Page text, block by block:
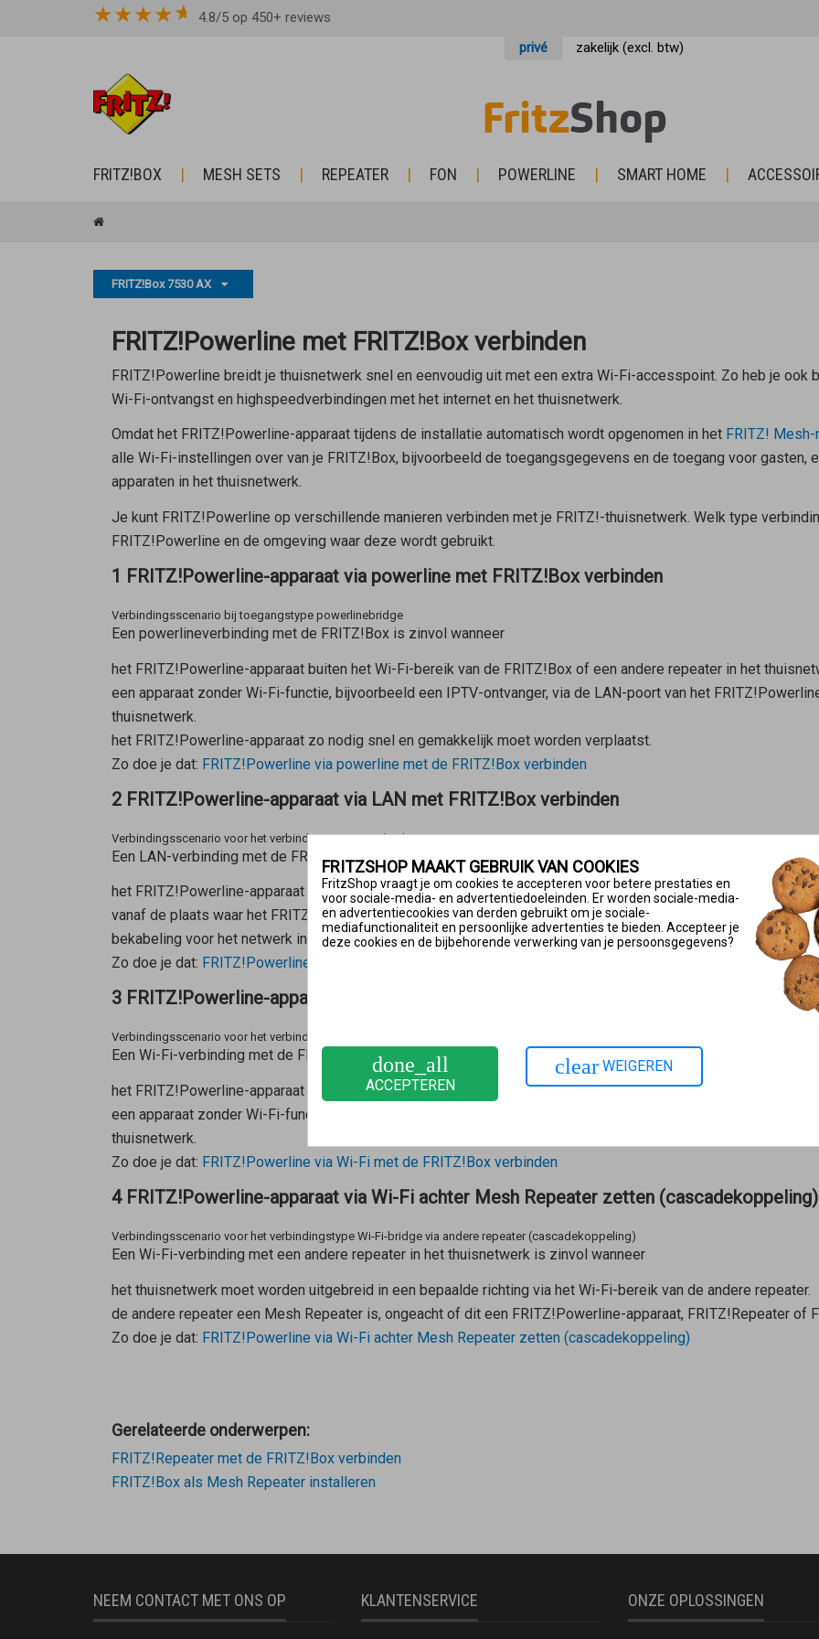
★★★★ 4.8/5 op 450+ reviews
privé zakelijk (excl. btw)
FRITZ!BOX MESH SETS REPEATER FON POWERLINE SMART HOME
FRITZ!Box 7530 AX
FRITZ!Powerline met FRITZ!Box verbinden
FRITZ!Powerline breidt je thuisnetwerk snel en eenvoudig uit met een extra Wi-Fi-accesspoint. Zo heb je ook
Wi-Fi-ontvangst en highspeedverbindingen met het internet en het thuisnetwerk.
Omdat het FRITZ!Powerline-apparaat tijdens de installatie automatisch wordt opgenomen in het FRITZ!
alle Wi-Fi-instellingen over van je FRITZ!Box, bijvoorbeeld de toegangsgegevens en de toegang voor gasten,
apparaten in het thuisnetwerk.
Je kunt FRITZ!Powerline op verschillende manieren verbinden met je FRITZ!-thuisnetwerk. Welk type
FRITZ!Powerline en de omgeving waar deze wordt gebruikt.
1 FRITZ!Powerline-apparaat via powerline met FRITZ!Box verbinden
Verbindingsscenario bij toegangstype powerlinebridge
Een powerlineverbinding met de FRITZ!Box is zinvol wanneer
het FRITZ!Powerline-apparaat buiten het Wi-Fi-bereik van de FRITZ!Box of een andere repeater in het
een apparaat zonder Wi-Fi-functie, bijvoorbeeld een IPTV-ontvanger, via de LAN-poort van het
thuisnetwerk.
het FRITZ!Powerline-apparaat zo nodig snel en gemakkelijk moet worden verplaatst.
Zo doe je dat: FRITZ!Powerline via powerline met de FRITZ!Box verbinden
2 FRITZ!Powerline-apparaat via LAN met FRITZ!Box verbinden
Verbindingsscenario voor het verbindingstype LAN-bridge
Een LAN-verbinding met de FRITZ!Box is zinvol wanneer
het FRITZ!Powerline-apparaat buiten het Wi-Fi-bereik van de FRITZ!Box of een andere repeater in het
vanaf de plaats waar het FRITZ!Powerline-apparaat wordt gebruikt een LAN-verbinding met de FRITZ!Box
bekabeling voor het netwerk in huis.
Zo doe je dat: FRITZ!Powerline via LAN met de FRITZ!Box verbinden
3 FRITZ!Powerline-apparaat via Wi-Fi met FRITZ!Box verbinden
Verbindingsscenario voor het verbindingstype Wi-Fi-bridge
Een Wi-Fi-verbinding met de FRITZ!Box is zinvol wanneer
het FRITZ!Powerline-apparaat binnen het Wi-Fi-bereik van de FRITZ!Box moet worden geplaatst.
een apparaat zonder Wi-Fi-functie, bijvoorbeeld een IPTV-ontvanger, via de LAN-poort van het
thuisnetwerk.
Zo doe je dat: FRITZ!Powerline via Wi-Fi met de FRITZ!Box verbinden
4 FRITZ!Powerline-apparaat via Wi-Fi achter Mesh Repeater zetten (cascadekoppeling)
Verbindingsscenario voor het verbindingstype Wi-Fi-bridge via andere repeater (cascadekoppeling)
Een Wi-Fi-verbinding met een andere repeater in het thuisnetwerk is zinvol wanneer
het thuisnetwerk moet worden uitgebreid in een bepaalde richting via het Wi-Fi-bereik van de andere repeater.
de andere repeater een Mesh Repeateris, ongeacht of dit een FRITZ!Powerline-apparaat, FRITZ!Repeater of
Zo doe je dat: FRITZ!Powerline via Wi-Fi achter Mesh Repeater zetten (cascadekoppeling)
Gerelateerde onderwerpen:
FRITZ!Repeater met de FRITZ!Box verbinden
FRITZ!Box als Mesh Repeater installeren
NEEM CONTACT MET ONS OP KLANTENSERVICE ONZE OPLOSSINGEN
FRITZSHOP MAAKT GEBRUIK VAN COOKIES
FritzShop vraagt je om cookies te accepteren voor betere prestaties en
voor sociale-media- en advertentiedoeleinden. Er worden sociale-media-
en advertentiecookies van derden gebruikt om je sociale-
mediafunctionaliteit en persoonlijke advertenties te bieden. Accepteer je
deze cookies en de bijbehorende verwerking van je persoonsgegevens?
done_all
ACCEPTEREN
clear WEIGEREN